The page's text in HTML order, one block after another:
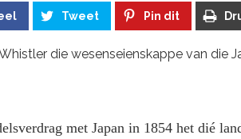
Tweet Pin dit
die wesenseienskappe van die
met Japan in 1854 het dié